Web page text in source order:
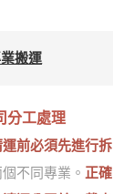
搬運
分工處理
運前必須先進行拆
不同專業。 正確